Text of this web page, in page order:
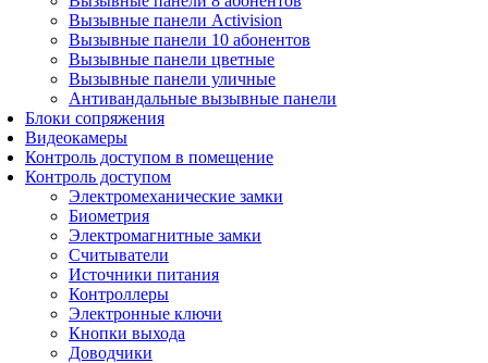
Вызывные панели Activision
Вызывные панели 10 абонентов
Вызывные панели цветные
Вызывные панели уличные
Антивандальные вызывные панели
Блоки сопряжения
Видеокамеры
Контроль доступом в помещение
Контроль доступом
Электромеханические замки
Биометрия
Электромагнитные замки
Считыватели
Источники питания
Контроллеры
Электронные ключи
Кнопки выхода
Доводчики